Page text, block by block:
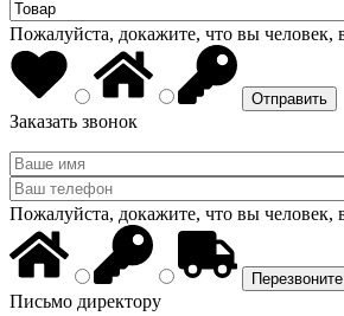
Пожалуйста, докажите, что вы человек,
Заказать звонок
Пожалуйста, докажите, что вы человек,
Письмо директору